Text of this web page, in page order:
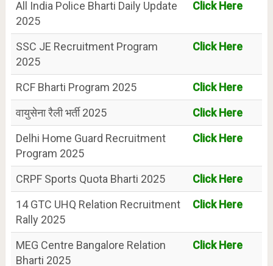
All India Police Bharti Daily Update
2025
Click Here
SSC JE Recruitment Program
2025
Click Here
RCF Bharti Program 2025
Click Here
वायुसेना रैली भर्ती 2025
Click Here
Delhi Home Guard Recruitment
Program 2025
Click Here
CRPF Sports Quota Bharti 2025
Click Here
14 GTC UHQ Relation Recruitment
Rally 2025
Click Here
MEG Centre Bangalore Relation
Bharti 2025
Click Here